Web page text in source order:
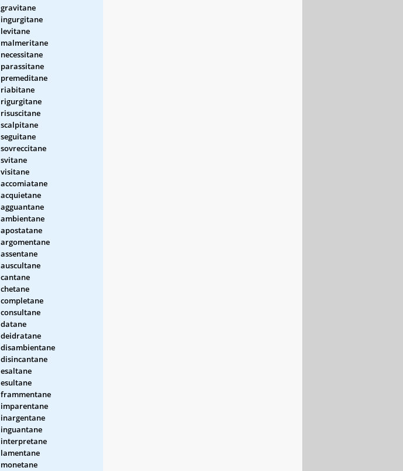
gravitane
ingurgitane
levitane
malmeritane
necessitane
parassitane
premeditane
riabitane
rigurgitane
risuscitane
scalpitane
seguitane
sovreccitane
svitane
visitane
accomiatane
acquietane
agguantane
ambientane
apostatane
argomentane
assentane
auscultane
cantane
chetane
completane
consultane
datane
deidratane
disambientane
disincantane
esaltane
esultane
frammentane
imparentane
inargentane
inguantane
interpretane
lamentane
monetane